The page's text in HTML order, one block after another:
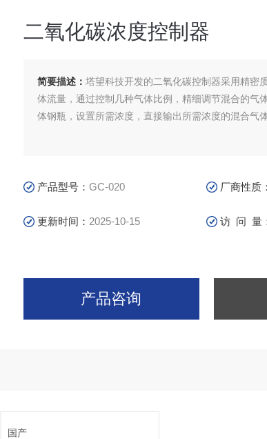
二氧化碳浓度控制器
简要描述：塔望科技开发的二氧化碳控制器采用精密
体流量，通过控制几种气体比例，精细调节混合的气
体钢瓶，设置所需浓度，直接输出所需浓度的混合气体
产品型号：GC-020 厂商性质
更新时间： 2025-10-15 访 问 量
产品咨询
国产